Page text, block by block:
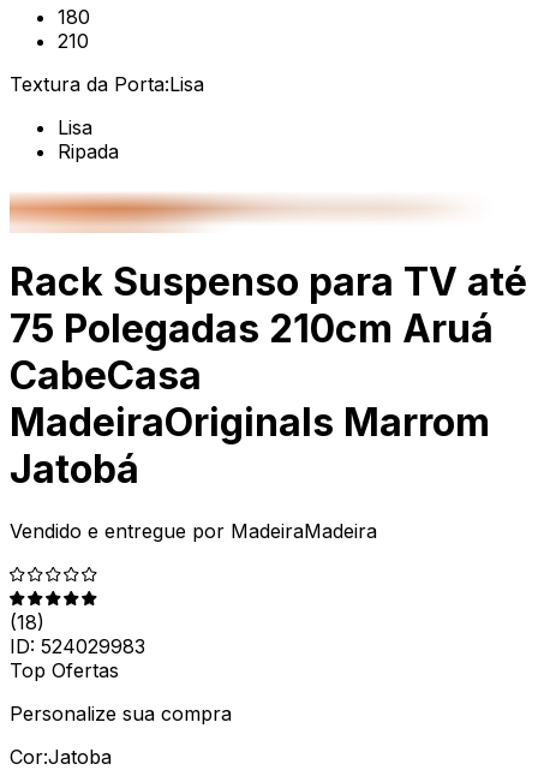
180
210
Textura da Porta:Lisa
Lisa
Ripada
Rack Suspenso para TV até
75 Polegadas 210cm Aruá
CabeCasa
MadeiraOriginals Marrom
Jatobá
Vendido e entregue por MadeiraMadeira
(18)
ID: 524029983
Top Ofertas
Personalize sua compra
Cor:Jatoba